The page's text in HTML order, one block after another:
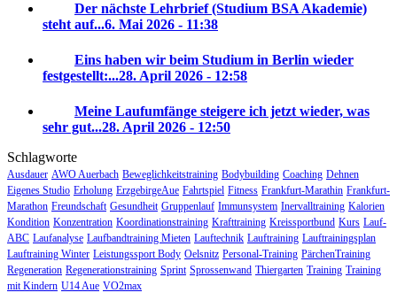
Der nächste Lehrbrief (Studium BSA Akademie)
steht auf...6. Mai 2026 - 11:38
Eins haben wir beim Studium in Berlin wieder
festgestellt:...28. April 2026 - 12:58
Meine Laufumfänge steigere ich jetzt wieder, was
sehr gut...28. April 2026 - 12:50
Schlagworte
Ausdauer AWO Auerbach Beweglichkeitstraining Bodybuilding Coaching Dehnen
Eigenes Studio Erholung ErzgebirgeAue Fahrtspiel Fitness Frankfurt-Marathin Frankfurt-
Marathon Freundschaft Gesundheit Gruppenlauf Immunsystem Inervalltraining Kalorien
Kondition Konzentration Koordinationstraining Krafttraining Kreissportbund Kurs Lauf-
ABC Laufanalyse Laufbandtraining Mieten Lauftechnik Lauftraining Lauftrainingsplan
Lauftraining Winter Leistungssport Body Oelsnitz Personal-Training PärchenTraining
Regeneration Regenerationstraining Sprint Sprossenwand Thiergarten Training Training
mit Kindern U14 Aue VO2max